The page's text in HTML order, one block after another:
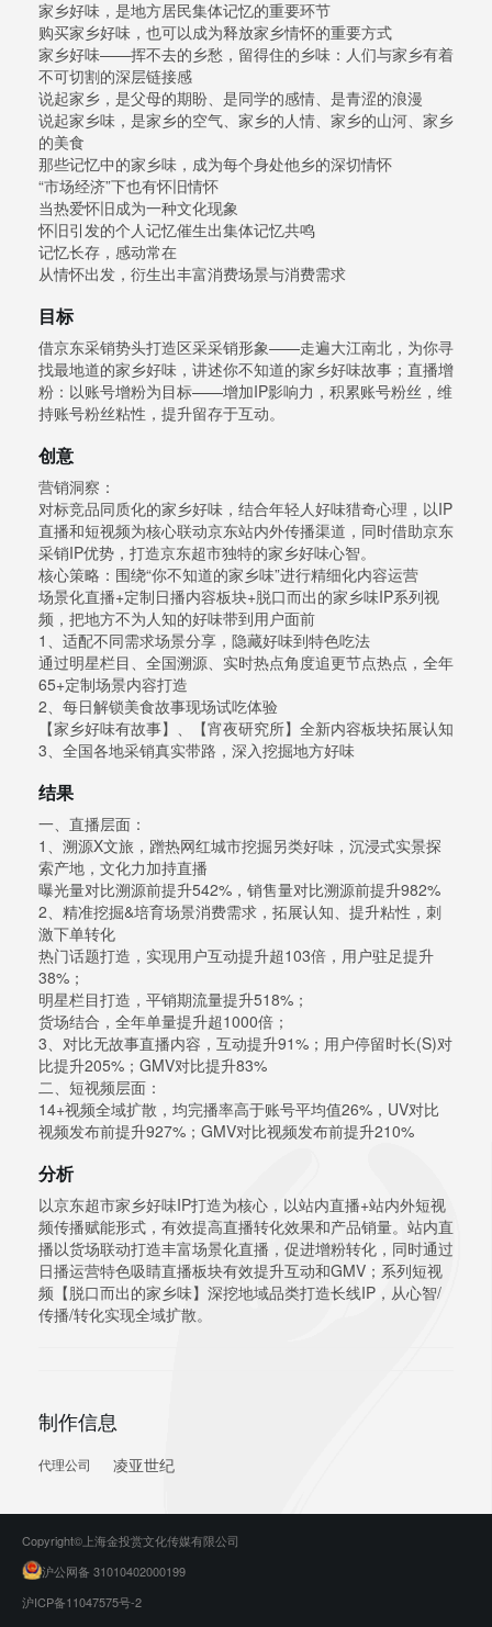
家乡好味，是地方居民集体记忆的重要环节
购买家乡好味，也可以成为释放家乡情怀的重要方式
家乡好味——挥不去的乡愁，留得住的乡味：人们与家乡有着
不可切割的深层链接感
说起家乡，是父母的期盼、是同学的感情、是青涩的浪漫
说起家乡味，是家乡的空气、家乡的人情、家乡的山河、家乡
的美食
那些记忆中的家乡味，成为每个身处他乡的深切情怀
“市场经济”下也有怀旧情怀
当热爱怀旧成为一种文化现象
怀旧引发的个人记忆催生出集体记忆共鸣
记忆长存，感动常在
从情怀出发，衍生出丰富消费场景与消费需求
目标
借京东采销势头打造区采采销形象——走遍大江南北，为你寻
找最地道的家乡好味，讲述你不知道的家乡好味故事；直播增
粉：以账号增粉为目标——增加IP影响力，积累账号粉丝，维
持账号粉丝粘性，提升留存于互动。
创意
营销洞察：
对标竞品同质化的家乡好味，结合年轻人好味猎奇心理，以IP
直播和短视频为核心联动京东站内外传播渠道，同时借助京东
采销IP优势，打造京东超市独特的家乡好味心智。
核心策略：围绕“你不知道的家乡味”进行精细化内容运营
场景化直播+定制日播内容板块+脱口而出的家乡味IP系列视
频，把地方不为人知的好味带到用户面前
1、适配不同需求场景分享，隐藏好味到特色吃法
通过明星栏目、全国溯源、实时热点角度追更节点热点，全年
65+定制场景内容打造
2、每日解锁美食故事现场试吃体验
【家乡好味有故事】、【宵夜研究所】全新内容板块拓展认知
3、全国各地采销真实带路，深入挖掘地方好味
结果
一、直播层面：
1、溯源X文旅，蹭热网红城市挖掘另类好味，沉浸式实景探
索产地，文化力加持直播
曝光量对比溯源前提升542%，销售量对比溯源前提升982%
2、精准挖掘&培育场景消费需求，拓展认知、提升粘性，刺
激下单转化
热门话题打造，实现用户互动提升超103倍，用户驻足提升
38%；
明星栏目打造，平销期流量提升518%；
货场结合，全年单量提升超1000倍；
3、对比无故事直播内容，互动提升91%；用户停留时长(S)对
比提升205%；GMV对比提升83%
二、短视频层面：
14+视频全域扩散，均完播率高于账号平均值26%，UV对比
视频发布前提升927%；GMV对比视频发布前提升210%
分析
以京东超市家乡好味IP打造为核心，以站内直播+站内外短视
频传播赋能形式，有效提高直播转化效果和产品销量。站内直
播以货场联动打造丰富场景化直播，促进增粉转化，同时通过
日播运营特色吸睛直播板块有效提升互动和GMV；系列短视
频【脱口而出的家乡味】深挖地域品类打造长线IP，从心智/
传播/转化实现全域扩散。
制作信息
代理公司 凌亚世纪
Copyright©上海金投赏文化传媒有限公司
沪公网备 31010402000199
沪ICP备11047575号-2